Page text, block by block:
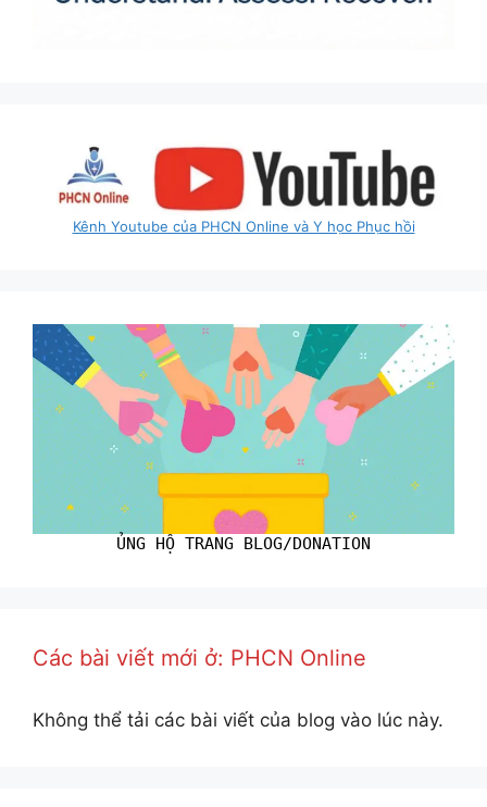
Kênh Youtube của PHCN Online và Y học Phục hồi
ỦNG HỘ TRANG BLOG/DONATION
Các bài viết mới ở: PHCN Online
Không thể tải các bài viết của blog vào lúc này.